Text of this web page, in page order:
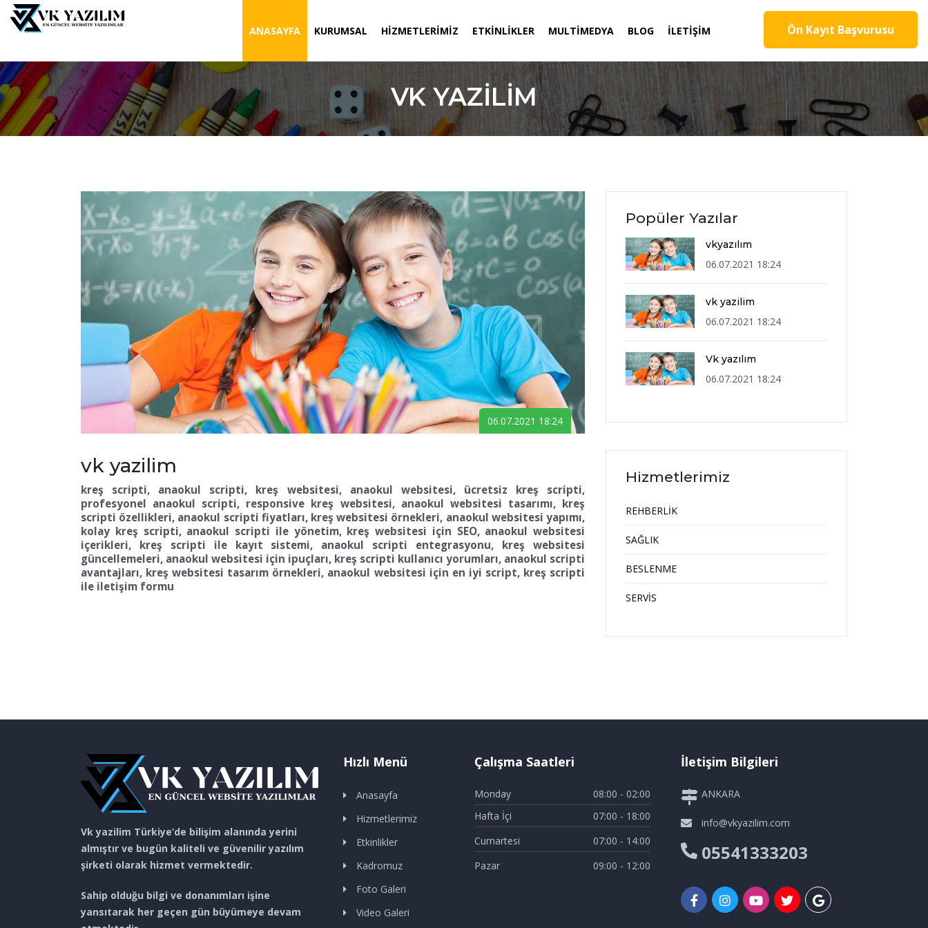
ANASAYFA(CURRENT)
KURUMSAL HIZMETLERIMIZ ETKINLIKLER MULTIMEDYA BLOG İLETIŞIM Ön Kayıt Başvurusu
VK YAZILIM
06.07.2021 18:24
vk yazilim
kreş scripti, anaokul scripti, kreş websitesi, anaokul websitesi, ücretsiz kreş scripti,
profesyonel anaokul scripti, responsive kreş websitesi, anaokul websitesi tasarımı, kreş
scripti özellikleri, anaokul scripti fiyatları, kreş websitesi örnekleri, anaokul websitesi yapımı,
kolay kreş scripti, anaokul scripti ile yönetim, kreş websitesi için SEO, anaokul websitesi
içerikleri, kreş scripti ile kayıt sistemi, anaokul scripti entegrasyonu, kreş websitesi
güncellemeleri, anaokul websitesi için ipuçları, kreş scripti kullanıcı yorumları, anaokul scripti
avantajları, kreş websitesi tasarım örnekleri, anaokul websitesi için en iyi script, kreş scripti
ile iletişim formu
Popüler Yazılar
vkyazılım
06.07.2021 18:24
vk yazilim
06.07.2021 18:24
Vk yazılım
06.07.2021 18:24
Hizmetlerimiz
REHBERLİK
SAĞLIK
BESLENME
SERVİS
Vk yazilim Türkiye’de bilişim alanında yerini
almıştır ve bugün kaliteli ve güvenilir yazılım
şirketi olarak hizmet vermektedir.
Sahip olduğu bilgi ve donanımları işine
yansıtarak her geçen gün büyümeye devam
Hızlı Menü
Anasayfa
Hizmetlerimiz
Etkinlikler
Kadromuz
Foto Galeri
Video Galeri
Çalışma Saatleri
Monday
08:00 - 02:00
Hafta İçi
07:00 - 18:00
Cumartesi
07:00 - 14:00
Pazar
09:00 - 12:00
İletişim Bilgileri
ANKARA
info@vkyazilim.com
05541333203